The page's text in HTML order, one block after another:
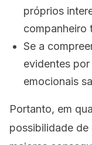
próprios
companheiro
Se a
evidentes
emocionais
Portanto, em
possibilidade de